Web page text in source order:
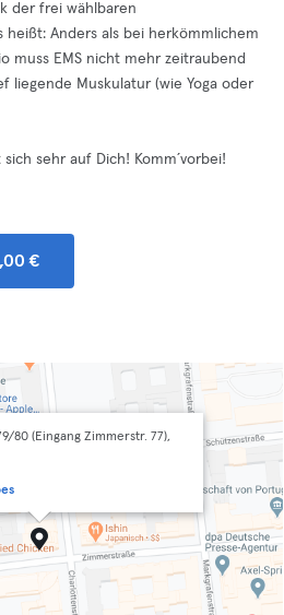
der frei wählbaren
heißt: Anders als bei herkömmlichem
muss EMS nicht mehr zeitraubend
liegende Muskulatur (wie Yoga oder
sehr auf Dich! Komm´vorbei!
€
80 (Eingang Zimmerstr. 77),